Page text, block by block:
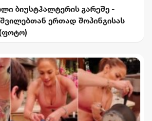
ბიუსტჰალტერის გარეშე -
ერთად შოპინგისას